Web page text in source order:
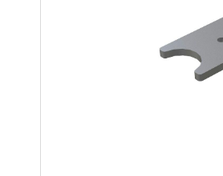
Mutter-Tochter-Lösungen